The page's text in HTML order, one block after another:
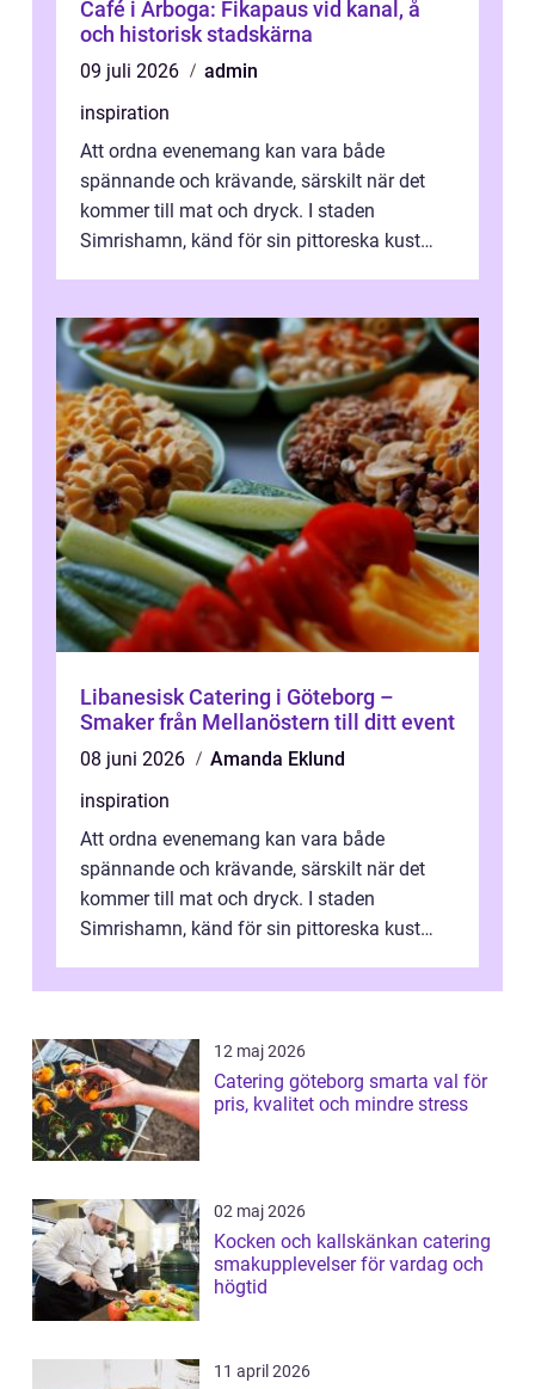
Café i Arboga: Fikapaus vid kanal, å
och historisk stadskärna
09 juli 2026
admin
inspiration
Att ordna evenemang kan vara både
spännande och krävande, särskilt när det
kommer till mat och dryck. I staden
Simrishamn, känd för sin pittoreska kust
Libanesisk Catering i Göteborg –
Smaker från Mellanöstern till ditt event
08 juni 2026
Amanda Eklund
inspiration
Att ordna evenemang kan vara både
spännande och krävande, särskilt när det
kommer till mat och dryck. I staden
Simrishamn, känd för sin pittoreska kust
12 maj 2026
Catering göteborg smarta val för
pris, kvalitet och mindre stress
02 maj 2026
Kocken och kallskänkan catering
smakupplevelser för vardag och
högtid
11 april 2026